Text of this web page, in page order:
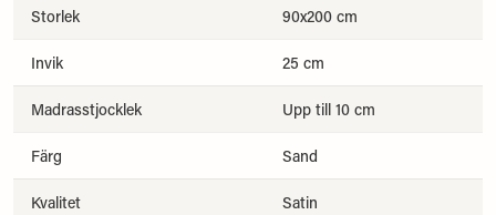
Storlek 90x200 cm
Invik 25 cm
Madrasstjocklek Upp till 10 cm
Färg Sand
Kvalitet Satin